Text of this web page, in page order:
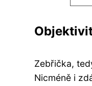
Zebřička,
Nicméně i